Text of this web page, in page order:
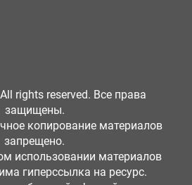
rights reserved. Все права
защищены.
копирование материалов
запрещено.
использовании материалов
гиперссылка на ресурс.